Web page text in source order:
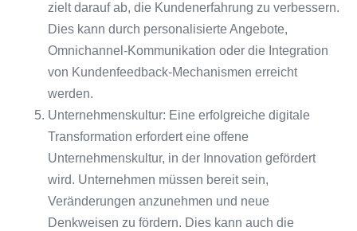
zielt darauf ab, die Kundenerfahrung zu verbessern.
Dies kann durch personalisierte Angebote,
Omnichannel-Kommunikation oder die Integration
von Kundenfeedback-Mechanismen erreicht
werden.
Unternehmenskultur: Eine erfolgreiche digitale
Transformation erfordert eine offene
Unternehmenskultur, in der Innovation gefördert
wird. Unternehmen müssen bereit sein,
Veränderungen anzunehmen und neue
Denkweisen zu fördern. Dies kann auch die